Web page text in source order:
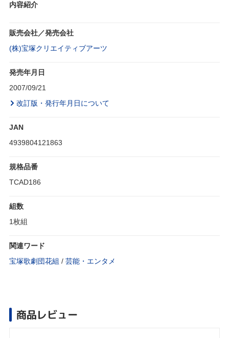
内容紹介
販売会社／発売会社
(株)宝塚クリエイティブアーツ
発売年月日
2007/09/21
改訂版・発行年月日について
JAN
4939804121863
規格品番
TCAD186
組数
1枚組
関連ワード
宝塚歌劇団花組 / 芸能・エンタメ
商品レビュー